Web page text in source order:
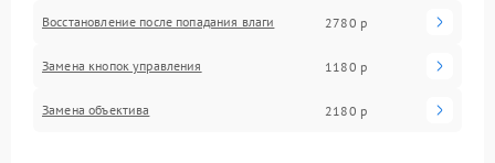
Восстановление после попадания влаги 2780 р
Замена кнопок управления 1180 р
Замена объектива 2180 р